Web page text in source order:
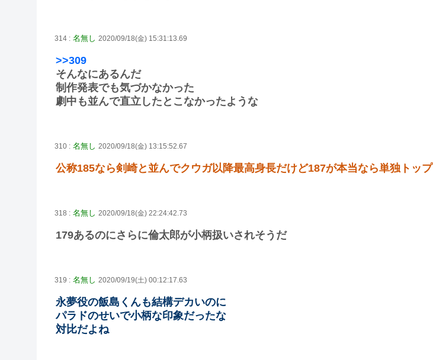
314 : 名無し 2020/09/18(金) 15:31:13.69
>>309
そんなにあるんだ
制作発表でも気づかなかった
劇中も並んで直立したとこなかったような
310 : 名無し 2020/09/18(金) 13:15:52.67
公称185なら剣崎と並んでクウガ以降最高身長だけど187が本当なら単独トップ
318 : 名無し 2020/09/18(金) 22:24:42.73
179あるのにさらに倫太郎が小柄扱いされそうだ
319 : 名無し 2020/09/19(土) 00:12:17.63
永夢役の飯島くんも結構デカいのに
パラドのせいで小柄な印象だったな
対比だよね